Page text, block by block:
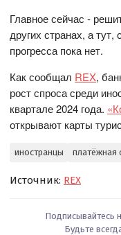
Главное сейчас -
других странах, а тут,
прогресса пока нет.
Как сообщал REX,
рост спроса среди
квартале 2024 года.
открывают карты
иностранцы платёжная
Источник: REX
Подписывайтесь
Будьте